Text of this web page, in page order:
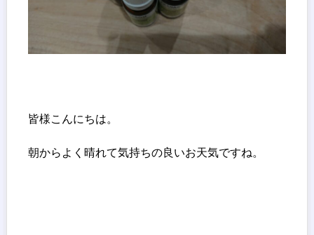
皆様こんにちは。
朝からよく晴れて気持ちの良いお天気ですね。